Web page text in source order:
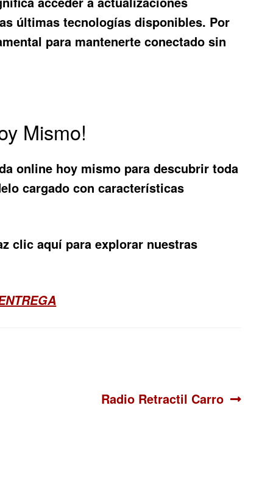
últimas tecnologías disponibles. Por
para mantenerte conectado sin
Mismo!
online hoy mismo para descubrir toda
cargado con características
clic aquí para explorar nuestras
Siguiente:
Radio Retractil Carro